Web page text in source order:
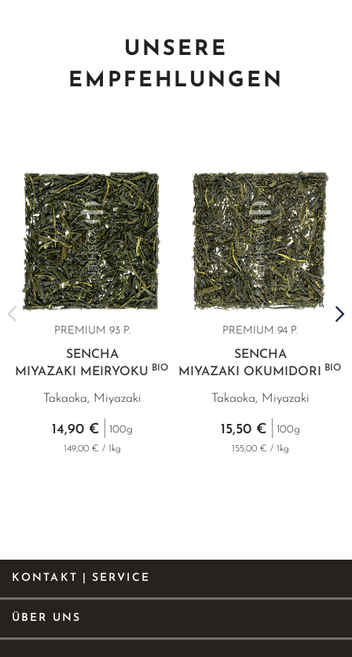
UNSERE
EMPFEHLUNGEN
PREMIUM 93 P.
SENCHA
MIYAZAKI MEIRYOKU BIO
Takaoka, Miyazaki
14,90 € 100g
149,00 € / 1kg
PREMIUM 94 P.
SENCHA
MIYAZAKI OKUMIDORI
BIO
Takaoka, Miyazaki
15,50 € 100g
155,00 € / 1kg
KONTAKT | SERVICE
ÜBER UNS